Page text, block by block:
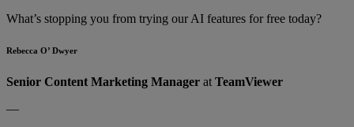
What’s stopping you from trying our AI features for free today?
Rebecca O’ Dwyer
Senior Content Marketing Manager at TeamViewer
—